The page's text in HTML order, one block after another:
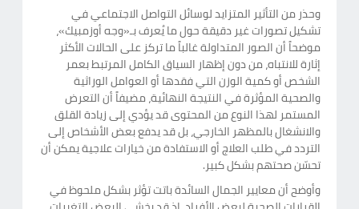
وحذر من التأثير المتزايد لوسائل التواصل الاجتماعي في
تشكيل تصورات غير دقيقة حول ما يُعرف بـ«وجه أوزمبيك»،
موضحاً أن الصور المتداولة غالباً ما تركز على الحالات الأكثر
إثارة للانتباه، من دون إظهار السياق الكامل المرتبط بعمر
الشخص أو كمية الوزن التي فقدها أو العوامل الوراثية
والصحية المؤثرة في النتيجة النهائية، مضيفاً أن التعرض
المستمر لهذا النوع من المحتوى قد يؤدي إلى زيادة القلق
والانشغال بالمظهر الخارجي، بل قد يدفع بعض الأشخاص إلى
التردد في طلب العلاج أو الاستفادة من خيارات علاجية يمكن أن
تحسّن صحتهم بشكل كبير.
وأوضح أن معايير الجمال السائدة باتت تؤثر بشكل ملحوظ في